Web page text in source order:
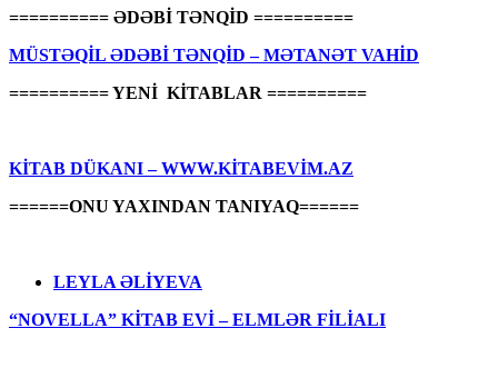
========== ƏDƏBİ TƏNQİD ==========
MÜSTƏQİL ƏDƏBİ TƏNQİD – MƏTANƏT VAHİD
========== YENİ KİTABLAR ==========
KİTAB DÜKANI – WWW.KİTABEVİM.AZ
======ONU YAXINDAN TANIYAQ======
LEYLA ƏLİYEVA
“NOVELLA” KİTAB EVİ – ELMLƏR FİLİALI